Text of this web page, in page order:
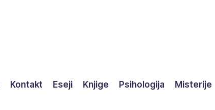
Kontakt Eseji Knjige Psihologija Misterije